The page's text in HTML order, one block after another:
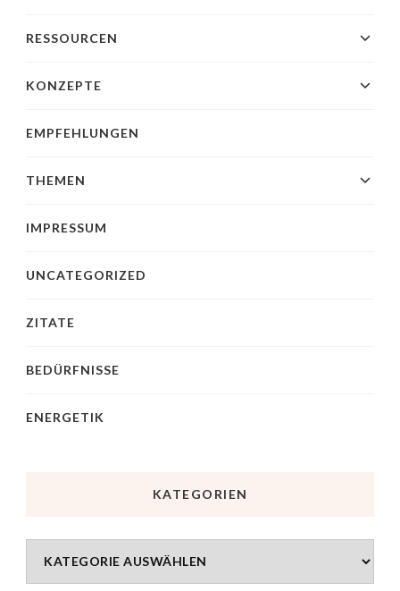
RESSOURCEN
KONZEPTE
EMPFEHLUNGEN
THEMEN
IMPRESSUM
UNCATEGORIZED
ZITATE
BEDÜRFNISSE
ENERGETIK
KATEGORIEN